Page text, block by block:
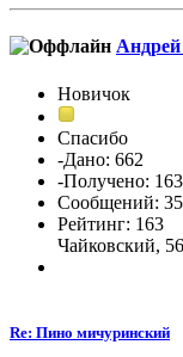
Новичок
Спасибо
-Дано: 662
-Получено: 163
Сообщений: 35
Рейтинг: 163
Чайковский,
Re: Пино мичуринский